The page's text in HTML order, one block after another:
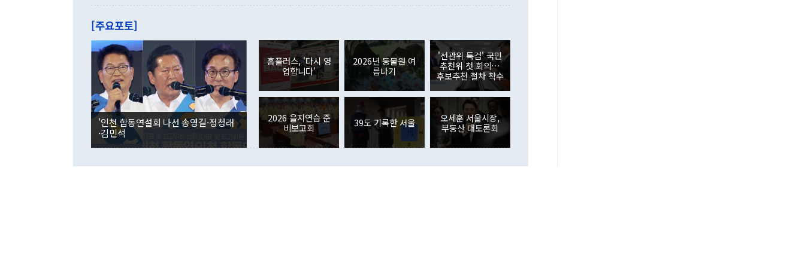
관은 업무보고 사후 브리핑에서 정 장관이 언급한 '4자 회담'에 대해 "이상
이 9월 러시아 블라디보스토크에서 열리는 '동방경제포럼(EEF)'을 언급하
며 "정부 차원에서 (참석을) 검토하고 있다"고 발언한 데 대해서도 조 장관
은 "그것은 외교부의 몫"이라며 "아직 거기까지 진도가 나가지 않았다"고
잘랐다. 정 장관이 이날 소개한 대북 구상과 설명은 정부 내 조율을 거치지
않았다는 점에서 문제가 있다. 특히 주적 표현 대체와 국호 사용, 9·19 군
사합의 복원, 4자회담 추진 등은 통일부 장관이 결정할 사안이 아니어서 월
권이라는 지적이 나오고 있다. 이 대통령은 정 장관의 업무보고를 듣고 난
뒤 "여기 업무보고에 발표했다고 승인난 건 아니다"라고 재차 확인했다. 정
부의 한 소식통은 "정 장관의 발언 내용은 대부분 국가안전보장회의(NSC)
를 거쳐 결정된 사안이 아닌 정 장관의 개인적 생각에 가깝다"며 "안보 관
련 부처 장관이 정부의 공식 정책이 아닌 사안을 추진하겠다고 업무보고를
하고 대통령의 면전에서 '국군통수권자가 나서야 한다'고 주장한 것은 심각
는 배당수입이 늘어난 데다 전월 분기배당에 따른 기저효과로 배당지급이
였던 올해 3월(369억9000만달러)을 넘어선 것이다. 직접투자에서는 내국
인의 해외투자가 80억1000만달러, 외국인의 국내투자가 46억3000만달러
각각 증가했다. 증권투자에서는 외국인의 국내 주식 매도세가 이어졌다. 외
국인의 국내 주식 투자는 차익실현 매도 등의 영향으로 316억1000만달러
감소하며 전월(-310억5000만달러)에 이어 역대 최대 순매도 기록을 다시
경신했다. 외국인의 국내 채권투자는 세계국채지수(WGBI) 자금 유입에도
분기 말 만기도래 영향으로 증가 폭이 줄어든 52억9000만달러를 기록했
다. 내국인의 해외 증권투자는 주식을 중심으로 35억6000만달러 증가했
다. eoyn2@newspim.com
[주요포토]
'인천 합동연설회 나선 송영길·정청래
·김민석
홈플러스, '다시 영
업합니다'
2026년 동물원 여
름나기
'선관위 특검' 국민
추천위 첫 회의…
후보추천 절차 착수
2026 을지연습 준
비보고회
39도 기록한 서울
오세훈 서울시장,
부동산 대토론회